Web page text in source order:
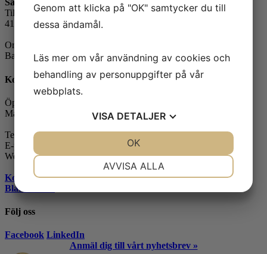
Safe Control Materialteknik AB
Tillgängligheten 1
417 10 Göteborg
Orgnr: 556604-7832
Bankgiro: 5104-8387
Kontakt
Öppettider:
Måndag-fredag: 07.30-16.00
Telefon: 031-65 64 70
E-post:
Webbshop:safecontrol.nu
Kontakta oss »
Blanketter »
Följ oss
Facebook LinkedIn
Anmäl dig till vårt nyhetsbrev »
Genom att klicka på "OK" samtycker du till
dessa ändamål.
Läs mer om vår användning av cookies och
behandling av personuppgifter på vår
webbplats.
VISA DETALJER
AVVISA ALLA
OK